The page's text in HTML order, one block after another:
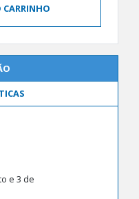
e 3 de